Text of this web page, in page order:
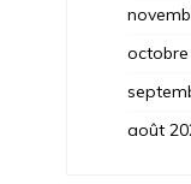
août